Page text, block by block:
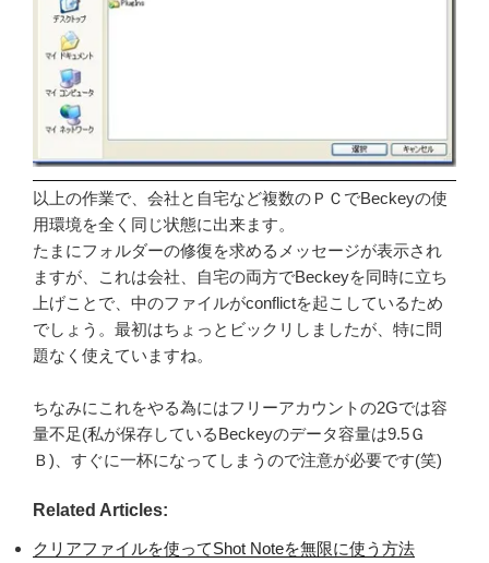
以上の作業で、会社と自宅など複数のＰＣでBeckeyの使
用環境を全く同じ状態に出来ます。
たまにフォルダーの修復を求めるメッセージが表示され
ますが、これは会社、自宅の両方でBeckeyを同時に立ち
上げことで、中のファイルがconflictを起こしているため
でしょう。最初はちょっとビックリしましたが、特に問
題なく使えていますね。
ちなみにこれをやる為にはフリーアカウントの2Gでは容
量不足(私が保存しているBeckeyのデータ容量は9.5Ｇ
Ｂ)、すぐに一杯になってしまうので注意が必要です(笑)
Related Articles:
クリアファイルを使ってShot Noteを無限に使う方法